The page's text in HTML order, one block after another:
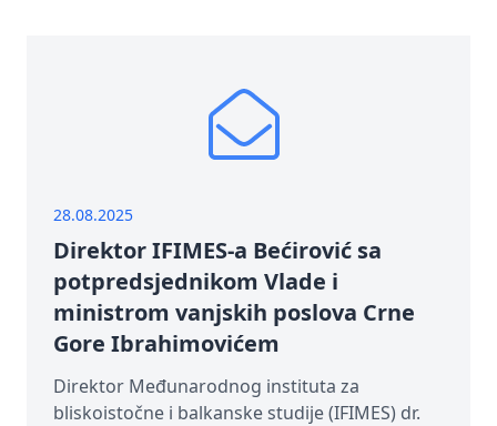
28.08.2025
Direktor IFIMES-a Bećirović sa
potpredsjednikom Vlade i
ministrom vanjskih poslova Crne
Gore Ibrahimovićem
Direktor Međunarodnog instituta za
bliskoistočne i balkanske studije (IFIMES) dr.